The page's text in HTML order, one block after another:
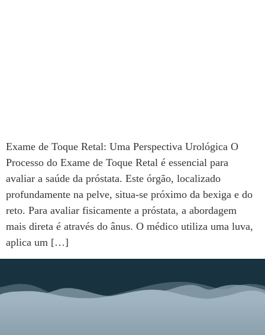
Exame de Toque Retal: Uma Perspectiva Urológica O
Processo do Exame de Toque Retal é essencial para
avaliar a saúde da próstata. Este órgão, localizado
profundamente na pelve, situa-se próximo da bexiga e do
reto. Para avaliar fisicamente a próstata, a abordagem
mais direta é através do ânus. O médico utiliza uma luva,
aplica um […]